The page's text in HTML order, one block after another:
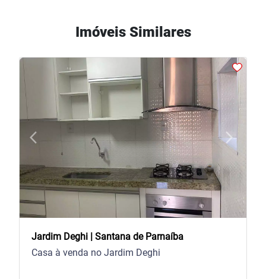
Imóveis Similares
arrow_back_iosPrevious arrow_forward_ios
Next
Jardim Deghi | Santana de Parnaíba
Casa à venda no Jardim Deghi